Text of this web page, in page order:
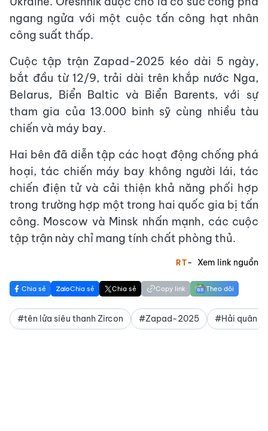
ngang ngửa với một cuộc tấn công hạt nhân
công suất thấp.
Cuộc tập trận Zapad-2025 kéo dài 5 ngày,
bắt đầu từ 12/9, trải dài trên khắp nước Nga,
Belarus, Biển Baltic và Biển Barents, với sự
tham gia của 13.000 binh sỹ cùng nhiều tàu
chiến và máy bay.
Hai bên đã diễn tập các hoạt động chống phá
hoại, tác chiến máy bay không người lái, tác
chiến điện tử và cải thiện khả năng phối hợp
trong trường hợp một trong hai quốc gia bị tấn
công. Moscow và Minsk nhấn mạnh, các cuộc
tập trận này chỉ mang tính chất phòng thủ.
RT Xem link nguồn
Chia sẻ Chia sẻ Chia sẻ Copy link Theo dõi
#tên lửa siêu thanh Zircon #Zapad-2025 #Hải quân